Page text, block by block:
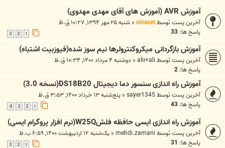
آموزش AVR (آموزش های آقای مهدی مهدوی)
آخرین پست توسطsinaset
« شنبه ۲۵ مهر ۱۳۹۴, ۱۰:۲۷ ق.ظ
پاسخ ها: 33
1
2
3
آموزش بازگردانی میکروکنترولرها نیم سوز شده(فیوزبیت اشتباه)
آخرین پست توسط alii+ali
« دوشنبه ۴ مرداد ۱۴۰۰, ۱۰:۳۴ ق.ظ
پاسخ ها: 2
آموزش راه اندازی سنسور دما دیجیتال DS18B20(نسخه 3.0)
آخرین پست توسطsayer1345
« پنج‌شنبه ۱۳ خرداد ۱۴۰۰, ۳:۵۳ ق.ظ
پاسخ ها: 43
1
2
3
4
آموزش راه اندازی ایسی حافظه فلشW25Q(نرم افزار پروگرام ایسی)
آخرین پست توسط mehdi.zamani
« یک‌شنبه ۱۲ اردیبهشت ۱۴۰۰, ۶:۵۹ ب.ظ
پاسخ ها: 31
1
2
3